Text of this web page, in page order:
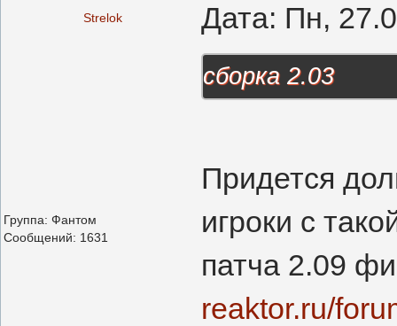
Strelok Дата: Пн,
Группа: Фантом
Сообщений: 1631
сборка 2.03
Придется
игроки с
патча 2.09
reaktor.ru/